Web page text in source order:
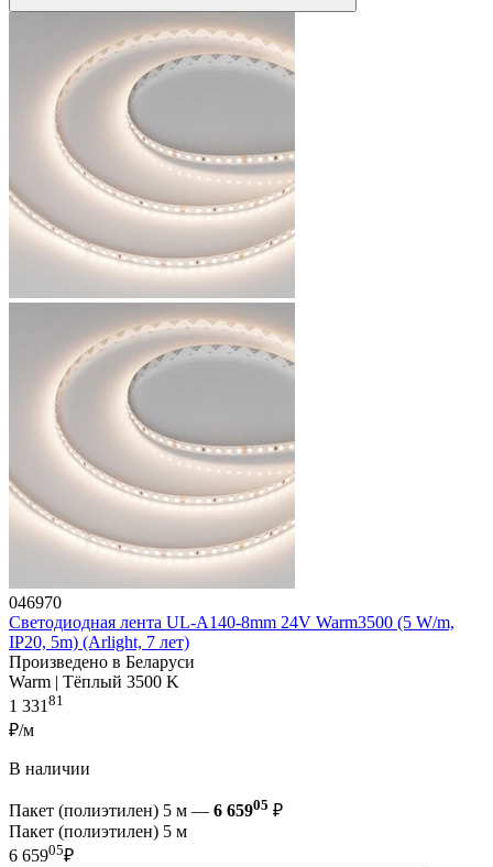
046970
Светодиодная лента UL-A140-8mm 24V Warm3500 (5 W/m,
IP20, 5m) (Arlight, 7 лет)
Произведено в Беларуси
Warm | Тёплый 3500 K
1 33181
₽/м
В наличии
Пакет (полиэтилен) 5 м — 6 65905 ₽
Пакет (полиэтилен) 5 м
6 65905₽